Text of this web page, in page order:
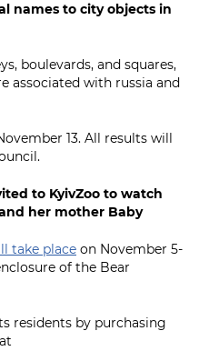
names to city objects in
boulevards, and squares,
associated with russia and
13. All results will
to KyivZoo to watch
her mother Baby
take place on November 5-
of the Bear
residents by purchasing